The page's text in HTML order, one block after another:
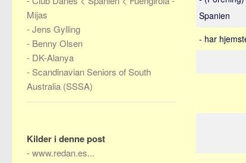
Spanien
- har
Mijas
-Jens Gylling
- Benny Olsen
- DK-Alanya
- Scandinavian Seniors of South
Australia (SSSA)
Kilder i denne post
-www.redan.es...